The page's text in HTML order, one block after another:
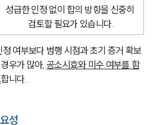
성급한 인정 없이 합의 방향을 신중히
검토할 필요가 있습니다.
여부보다 범행 시점과 초기 증거 확보
우가 많아, 공소시효와 미수 여부를 함
합니다.
성